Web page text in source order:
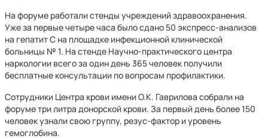
На форуме работали стенды учреждений здравоохранения.
Уже за первые четыре часа было сдано 50 экспресс-анализов
на гепатит С на площадке инфекционной клинической
больницы № 1. На стенде Научно-практического центра
наркологии всего за один день 365 человек получили
бесплатные консультации по вопросам профилактики.
Сотрудники Центра крови имени О.К. Гаврилова собрали на
форуме три литра донорской крови. За первый день более 150
человек узнали свою группу, резус-фактор и уровень
гемоглобина.